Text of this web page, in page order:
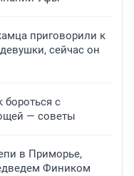
приговорили к
сейчас он
с
— советы
в Приморье,
Фиником